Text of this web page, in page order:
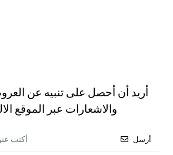
أريد أن أحصل على تنبيه عن
والاشعارات عبر الموقع
أرسل